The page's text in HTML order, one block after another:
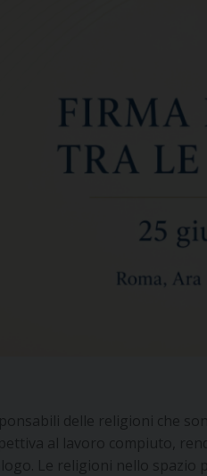
delle religioni che
al lavoro compiuto,
Le religioni nello spazio